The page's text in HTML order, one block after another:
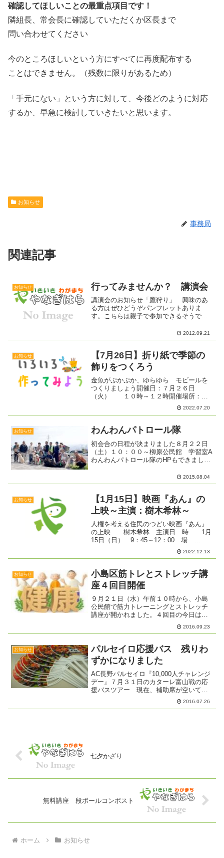
確認してほしいことの最重点項目です！
隣組長、常会長に確認していただくか区長まで
問い合わせてください
今のところほしいという方にすべてに再度配布する
ことはできません。（残数に限りがあるため）
「手元にない」という方に対して、今後どのように対応
するか、早急に検討していきたいと思います。
お知らせ
事務局
関連記事
お知らせ 行ってみませんか？ 講演会
講演会のお知らせ「鷹狩り」 興味のあ
る方はぜひどうぞパンフレットありま
す。こちらは親子で参加できるそうです
2012.09.21
お知らせ
【7月26日】折り紙で季節の
飾りをつくろう
金魚がぷかぷか、ゆらゆら モビールを
つくりましょう開催日：７月２６日
（火） １０時～１２時開催場所：柳
原交流センター 和室にて★時間内なら
いつでも入室OKです。★どなたでも参加
2022.07.20
お知らせ わんわんパトロール隊
初会合の日程が決まりました８月２２日
（土）１０：００～柳原公民館 学習室A
わんわんパトロール隊のHPもできまし
2015.08.04
お知らせ
【1月15日】映画『あん』の
上映～主演：樹木希林～
人権を考える住民のつどい映画『あん』
の上映 樹木希林 主演日 時 1月
15日（日） 9：45～12：00 場
所 東部文化ホール入場料 無 料
【ストーリー】 公式ホームページより
店長として単調な日...
2022.12.13
お知らせ
小島区筋トレとストレッチ講
座４回目開催
９月２１日（水）午前１０時から、小島
公民館で筋力トレーニングとストレッチ
講座が開かれました。４回目の今日は、
ひとりずつ掛け声をかけながら体操をや
ってみました。講師さんからは、よくで
されました。 体操の後は...
2016.09.23
お知らせ
パルセイロ応援バス 残りわ
ずかになりました
AC長野パルセイロ『10,000人チャレンジ
デー』７月３１日のカターレ富山戦の応
援バスツアー 現在、補助席が空いてい
ます。おかげさまで予約申し込みをたく
さんいただきました。長電バスさんに、
2016.07.26
七夕かざり
無料講座 段ボールコンポスト
ホーム お知らせ